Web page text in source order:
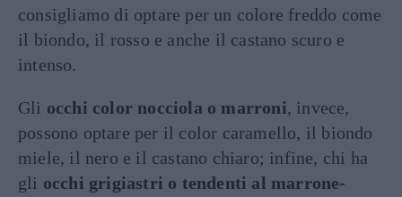
consigliamo di optare per un colore freddo come
il biondo, il rosso e anche il castano scuro e
intenso.
Gli occhi color nocciola o marroni, invece,
possono optare per il color caramello, il biondo
miele, il nero e il castano chiaro; infine, chi ha
gli occhi grigiastri o tendenti al marrone-